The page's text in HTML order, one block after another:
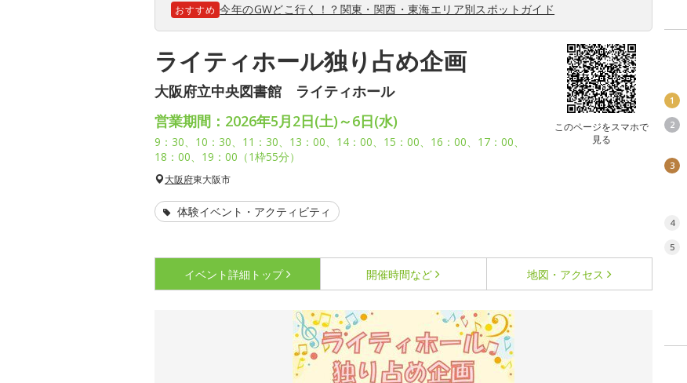
おすすめ 今年のGWどこ行く！？関東・関西・東海エリア別スポットガイド
ライティホール独り占め企画
大阪府立中央図書館 ライティホール
このページをスマホで
見る
営業期間：2026年5月2日(土)～6日(水)
9：30、10：30、11：30、13：00、14：00、15：00、16：00、17：00、
18：00、19：00（1枠55分）
大阪府東大阪市
体験イベント・アクティビティ
イベント詳細 トップ 開催時間など 地図・アクセス
1
2
3
4
5